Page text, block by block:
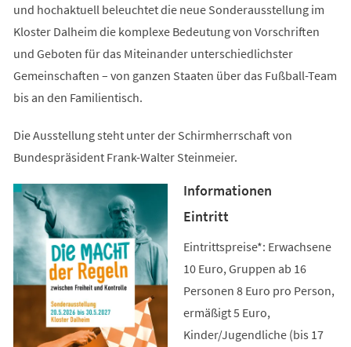
und hochaktuell beleuchtet die neue Sonderausstellung im
Kloster Dalheim die komplexe Bedeutung von Vorschriften
und Geboten für das Miteinander unterschiedlichster
Gemeinschaften – von ganzen Staaten über das Fußball-Team
bis an den Familientisch.
Die Ausstellung steht unter der Schirmherrschaft von
Bundespräsident Frank-Walter Steinmeier.
Informationen
Eintritt
Eintrittspreise*: Erwachsene
10 Euro, Gruppen ab 16
Personen 8 Euro pro Person,
ermäßigt 5 Euro,
Kinder/Jugendliche (bis 17